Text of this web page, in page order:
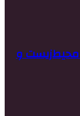
محیط‌زیست و